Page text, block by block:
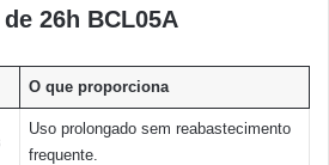
26h BCL05A
O que proporciona
Uso prolongado sem reabastecimento
frequente.